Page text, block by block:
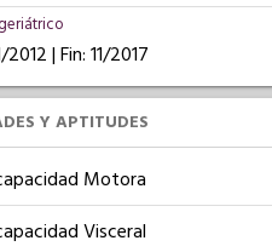
| Fin: 11/2017
Y APTITUDES
Motora
Visceral